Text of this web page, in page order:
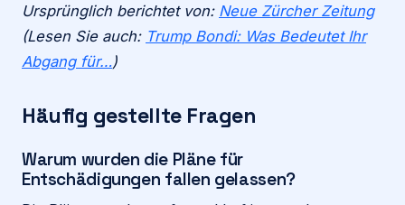
Ursprünglich berichtet von: Neue Zürcher Zeitung
(Lesen Sie auch: Trump Bondi: Was Bedeutet Ihr
Abgang für…)
Häufig gestellte Fragen
Warum wurden die Pläne für
Entschädigungen fallen gelassen?